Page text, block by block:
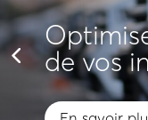
de vos